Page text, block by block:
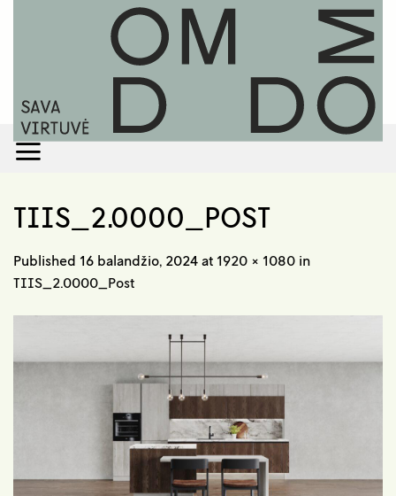
TIIS_2.0000_POST
Published 16 balandžio, 2024 at 1920 × 1080 in
TIIS_2.0000_Post